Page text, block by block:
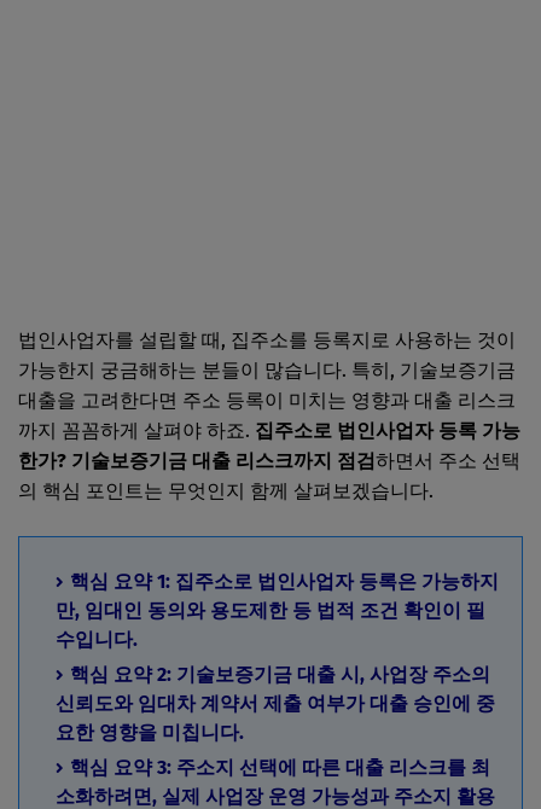
법인사업자를 설립할 때, 집주소를 등록지로 사용하는 것이
가능한지 궁금해하는 분들이 많습니다. 특히, 기술보증기금
대출을 고려한다면 주소 등록이 미치는 영향과 대출 리스크
까지 꼼꼼하게 살펴야 하죠. 집주소로 법인사업자 등록 가능
한가? 기술보증기금 대출 리스크까지 점검하면서 주소 선택
의 핵심 포인트는 무엇인지 함께 살펴보겠습니다.
핵심 요약 1: 집주소로 법인사업자 등록은 가능하지
만, 임대인 동의와 용도제한 등 법적 조건 확인이 필
수입니다.
핵심 요약 2: 기술보증기금 대출 시, 사업장 주소의
신뢰도와 임대차 계약서 제출 여부가 대출 승인에 중
요한 영향을 미칩니다.
핵심 요약 3: 주소지 선택에 따른 대출 리스크를 최
소화하려면, 실제 사업장 운영 가능성과 주소지 활용